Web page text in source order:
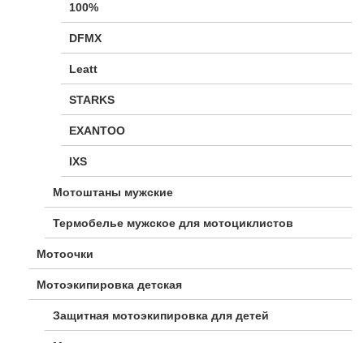
100%
DFMX
Leatt
STARKS
EXANTOO
IXS
Мотоштаны мужские
Термобелье мужское для мотоциклистов
Мотоочки
Мотоэкипировка детская
Защитная мотоэкипировка для детей